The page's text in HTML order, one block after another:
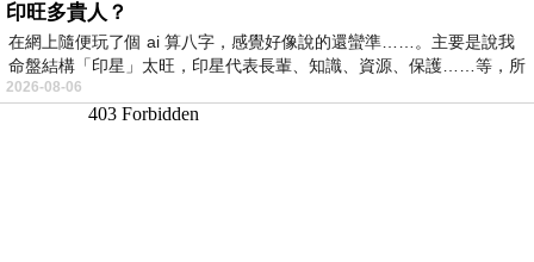
印旺多貴人？
在網上隨便玩了個 ai 算八字，感覺好像說的還蠻準……。主要是說我
命盤結構「印星」太旺，印星代表長輩、知識、資源、保護……等，所
2026-08-06